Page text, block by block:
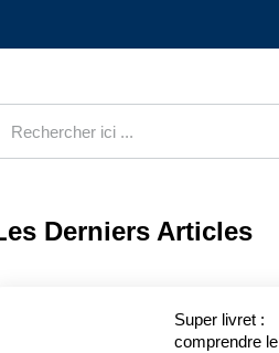
Derniers Articles
Super livret :
comprendre le